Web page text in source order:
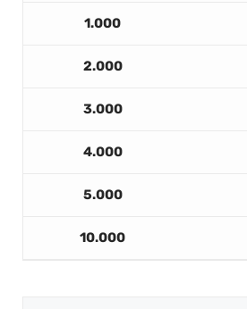
1.000
2.000
3.000
4.000
5.000
10.000